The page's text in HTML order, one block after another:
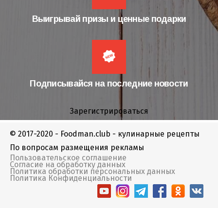
Выигрывай призы и ценные подарки
Подписывайся на последние новости
Зарегистрироваться
© 2017-2020 - Foodman.club - кулинарные рецепты
По вопросам размещения рекламы
Пользовательское соглашение
Согласие на обработку данных
Политика обработки персональных данных
Политика Конфиденциальности